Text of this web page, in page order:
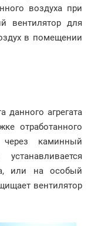
воздуха при
вентилятор для
в помещении
агрегата
отработанного
каминный
или на особый
вентилятор